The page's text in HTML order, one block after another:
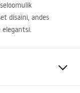
disaini, andes
elegantsi.